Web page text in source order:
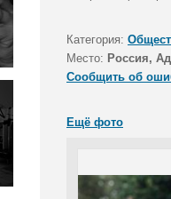
Категория:
Место: Россия,
Сообщить об
Ещё фото